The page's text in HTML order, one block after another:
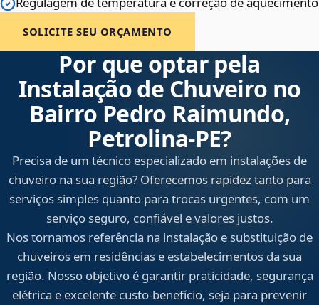
SOLICITE SEU ORÇAMENTO
Por que optar pela
Instalação de Chuveiro no
Bairro Pedro Raimundo,
Petrolina‑PE?
Precisa de um técnico especializado em instalações de
chuveiro na sua região? Oferecemos rapidez tanto para
serviços simples quanto para trocas urgentes, com um
serviço seguro, confiável e valores justos.
Nos tornamos referência na instalação e substituição de
chuveiros em residências e estabelecimentos da sua
região. Nosso objetivo é garantir praticidade, segurança
elétrica e excelente custo-benefício, seja para prevenir